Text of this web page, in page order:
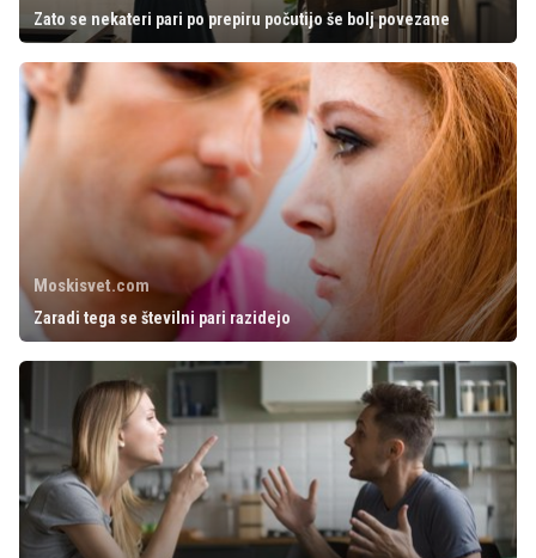
Zato se nekateri pari po prepiru počutijo še bolj povezane
Moskisvet.com
Zaradi tega se številni pari razidejo